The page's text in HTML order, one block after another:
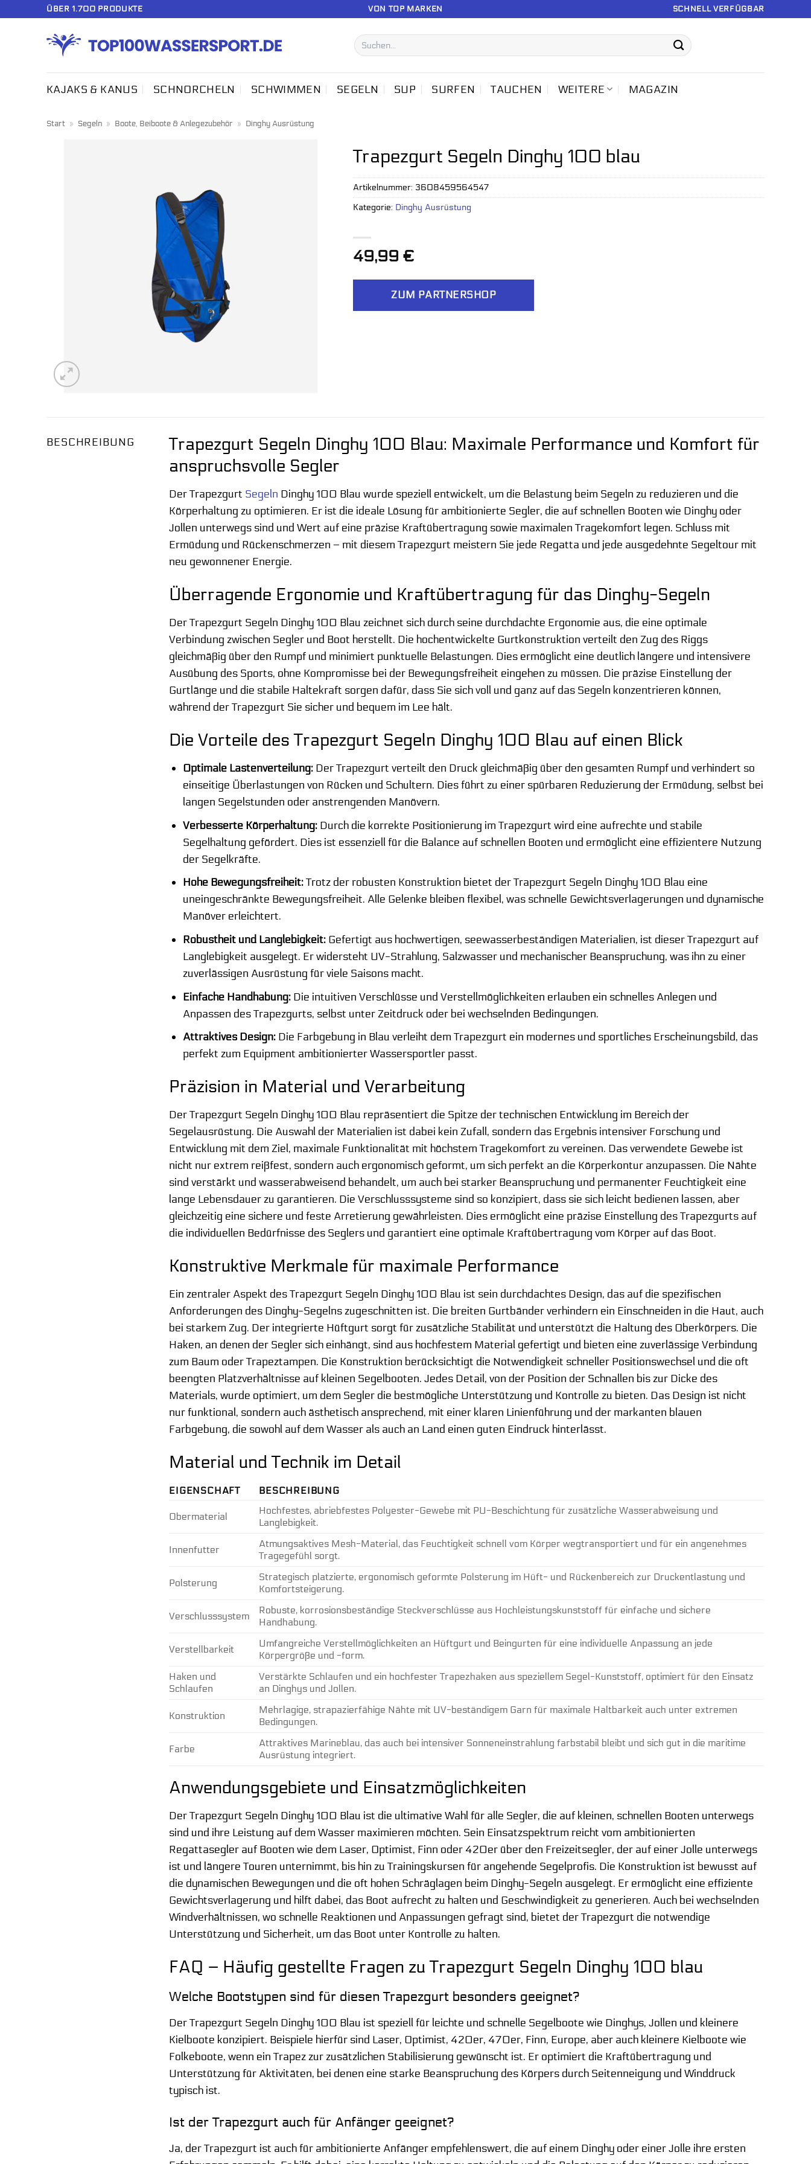
ÜBER 1.700 PRODUKTE VON TOP MARKEN SCHNELL VERFÜGBAR
Suchen
nach:
KAJAKS & KANUS SCHNORCHELN SCHWIMMEN SEGELN SUP SURFEN TAUCHEN WEITERE MAGAZIN
Start » Segeln » Boote, Beiboote & Anlegezubehör » Dinghy Ausrüstung
Trapezgurt Segeln Dinghy 100 blau
49,99€
ZUM PARTNERSHOP
Artikelnummer: 3608459564547
Kategorie: Dinghy Ausrüstung
BESCHREIBUNG
Trapezgurt Segeln Dinghy 100 Blau: Maximale Performance und Komfort für
anspruchsvolle Segler
Der Trapezgurt Segeln Dinghy 100 Blau wurde speziell entwickelt, um die Belastung beim Segeln zu reduzieren und die
Körperhaltung zu optimieren. Er ist die ideale Lösung für ambitionierte Segler, die auf schnellen Booten wie Dinghy oder
Jollen unterwegs sind und Wert auf eine präzise Kraftübertragung sowie maximalen Tragekomfort legen. Schluss mit
Ermüdung und Rückenschmerzen – mit diesem Trapezgurt meistern Sie jede Regatta und jede ausgedehnte Segeltour mit
neu gewonnener Energie.
Überragende Ergonomie und Kraftübertragung für das Dinghy-Segeln
Der Trapezgurt Segeln Dinghy 100 Blau zeichnet sich durch seine durchdachte Ergonomie aus, die eine optimale
Verbindung zwischen Segler und Boot herstellt. Die hochentwickelte Gurtkonstruktion verteilt den Zug des Riggs
gleichmäßig über den Rumpf und minimiert punktuelle Belastungen. Dies ermöglicht eine deutlich längere und intensivere
Ausübung des Sports, ohne Kompromisse bei der Bewegungsfreiheit eingehen zu müssen. Die präzise Einstellung der
Gurtlänge und die stabile Haltekraft sorgen dafür, dass Sie sich voll und ganz auf das Segeln konzentrieren können,
während der Trapezgurt Sie sicher und bequem im Lee hält.
Die Vorteile des Trapezgurt Segeln Dinghy 100 Blau auf einen Blick
Optimale Lastenverteilung: Der Trapezgurt verteilt den Druck gleichmäßig über den gesamten Rumpf und verhindert so
einseitige Überlastungen von Rücken und Schultern. Dies führt zu einer spürbaren Reduzierung der Ermüdung, selbst bei
langen Segelstunden oder anstrengenden Manövern.
Verbesserte Körperhaltung: Durch die korrekte Positionierung im Trapezgurt wird eine aufrechte und stabile
Segelhaltung gefördert. Dies ist essenziell für die Balance auf schnellen Booten und ermöglicht eine effizientere Nutzung
der Segelkräfte.
Hohe Bewegungsfreiheit:Trotz der robusten Konstruktion bietet der Trapezgurt Segeln Dinghy 100 Blau eine
uneingeschränkte Bewegungsfreiheit. Alle Gelenke bleiben flexibel, was schnelle Gewichtsverlagerungen und dynamische
Manöver erleichtert.
Robustheit und Langlebigkeit: Gefertigt aus hochwertigen, seewasserbeständigen Materialien, ist dieser Trapezgurt auf
Langlebigkeit ausgelegt. Er widersteht UV-Strahlung, Salzwasser und mechanischer Beanspruchung, was ihn zu einer
zuverlässigen Ausrüstung für viele Saisons macht.
Einfache Handhabung: Die intuitiven Verschlüsse und Verstellmöglichkeiten erlauben ein schnelles Anlegen und
Anpassen des Trapezgurts, selbst unter Zeitdruck oder bei wechselnden Bedingungen.
Attraktives Design: Die Farbgebung in Blau verleiht dem Trapezgurt ein modernes und sportliches Erscheinungsbild, das
perfekt zum Equipment ambitionierter Wassersportler passt.
Präzision in Material und Verarbeitung
Der Trapezgurt Segeln Dinghy 100 Blau repräsentiert die Spitze der technischen Entwicklung im Bereich der
Segelausrüstung. Die Auswahl der Materialien ist dabei kein Zufall, sondern das Ergebnis intensiver Forschung und
Entwicklung mit dem Ziel, maximale Funktionalität mit höchstem Tragekomfort zu vereinen. Das verwendete Gewebe ist
nicht nur extrem reißfest, sondern auch ergonomisch geformt, um sich perfekt an die Körperkontur anzupassen. Die Nähte
sind verstärkt und wasserabweisend behandelt, um auch bei starker Beanspruchung und permanenter Feuchtigkeit eine
lange Lebensdauer zu garantieren. Die Verschlusssysteme sind so konzipiert, dass sie sich leicht bedienen lassen, aber
gleichzeitig eine sichere und feste Arretierung gewährleisten. Dies ermöglicht eine präzise Einstellung des Trapezgurts auf
die individuellen Bedürfnisse des Seglers und garantiert eine optimale Kraftübertragung vom Körper auf das Boot.
Konstruktive Merkmale für maximale Performance
Ein zentraler Aspekt des Trapezgurt Segeln Dinghy 100 Blau ist sein durchdachtes Design, das auf die spezifischen
Anforderungen des Dinghy-Segelns zugeschnitten ist. Die breiten Gurtbänder verhindern ein Einschneiden in die Haut, auch
bei starkem Zug. Der integrierte Hüftgurt sorgt für zusätzliche Stabilität und unterstützt die Haltung des Oberkörpers. Die
Haken, an denen der Segler sich einhängt, sind aus hochfestem Material gefertigt und bieten eine zuverlässige Verbindung
zum Baum oder Trapeztampen. Die Konstruktion berücksichtigt die Notwendigkeit schneller Positionswechsel und die oft
beengten Platzverhältnisse auf kleinen Segelbooten. Jedes Detail, von der Position der Schnallen bis zur Dicke des
Materials, wurde optimiert, um dem Segler die bestmögliche Unterstützung und Kontrolle zu bieten. Das Design ist nicht
nur funktional, sondern auch ästhetisch ansprechend, mit einer klaren Linienführung und der markanten blauen
Farbgebung, die sowohl auf dem Wasser als auch an Land einen guten Eindruck hinterlässt.
Material und Technik im Detail
EIGENSCHAFT BESCHREIBUNG
Obermaterial
Hochfestes, abriebfestes Polyester-Gewebe mit PU-Beschichtung für zusätzliche Wasserabweisung und
Langlebigkeit.
Innenfutter
Atmungsaktives Mesh-Material, das Feuchtigkeit schnell vom Körper wegtransportiert und für ein angenehmes
Tragegefühl sorgt.
Polsterung
Strategisch platzierte, ergonomisch geformte Polsterung im Hüft- und Rückenbereich zur Druckentlastung und
Komfortsteigerung.
Verschlusssystem
Robuste, korrosionsbeständige Steckverschlüsse aus Hochleistungskunststoff für einfache und sichere
Handhabung.
Verstellbarkeit
Umfangreiche Verstellmöglichkeiten an Hüftgurt und Beingurten für eine individuelle Anpassung an jede
Körpergröße und -form.
Haken und
Schlaufen
Verstärkte Schlaufen und ein hochfester Trapezhaken aus speziellem Segel-Kunststoff, optimiert für den Einsatz
an Dinghys und Jollen.
Konstruktion
Mehrlagige, strapazierfähige Nähte mit UV-beständigem Garn für maximale Haltbarkeit auch unter extremen
Bedingungen.
Farbe
Attraktives Marineblau, das auch bei intensiver Sonneneinstrahlung farbstabil bleibt und sich gut in die maritime
Ausrüstung integriert.
Anwendungsgebiete und Einsatzmöglichkeiten
Der Trapezgurt Segeln Dinghy 100 Blau ist die ultimative Wahl für alle Segler, die auf kleinen, schnellen Booten unterwegs
sind und ihre Leistung auf dem Wasser maximieren möchten. Sein Einsatzspektrum reicht vom ambitionierten
Regattasegler auf Booten wie dem Laser, Optimist, Finn oder 420er über den Freizeitsegler, der auf einer Jolle unterwegs
ist und längere Touren unternimmt, bis hin zu Trainingskursen für angehende Segelprofis. Die Konstruktion ist bewusst auf
die dynamischen Bewegungen und die oft hohen Schräglagen beim Dinghy-Segeln ausgelegt. Er ermöglicht eine effiziente
Gewichtsverlagerung und hilft dabei, das Boot aufrecht zu halten und Geschwindigkeit zu generieren. Auch bei wechselnden
Windverhältnissen, wo schnelle Reaktionen und Anpassungen gefragt sind, bietet der Trapezgurt die notwendige
Unterstützung und Sicherheit, um das Boot unter Kontrolle zu halten.
FAQ – Häufig gestellte Fragen zu Trapezgurt Segeln Dinghy 100 blau
Welche Bootstypen sind für diesen Trapezgurt besonders geeignet?
Der Trapezgurt Segeln Dinghy 100 Blau ist speziell für leichte und schnelle Segelboote wie Dinghys, Jollen und kleinere
Kielboote konzipiert. Beispiele hierfür sind Laser, Optimist, 420er, 470er, Finn, Europe, aber auch kleinere Kielboote wie
Folkeboote, wenn ein Trapez zur zusätzlichen Stabilisierung gewünscht ist. Er optimiert die Kraftübertragung und
Unterstützung für Aktivitäten, bei denen eine starke Beanspruchung des Körpers durch Seitenneigung und Winddruck
typisch ist.
Ist der Trapezgurt auch für Anfänger geeignet?
Ja, der Trapezgurt ist auch für ambitionierte Anfänger empfehlenswert, die auf einem Dinghy oder einer Jolle ihre ersten